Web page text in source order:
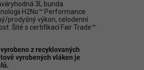
3L bunda
H2No™ Performance
prodyšný výkon, celodenní
Šité s certifikací Fair Trade™.
z recyklovaných
vyrobených vláken je